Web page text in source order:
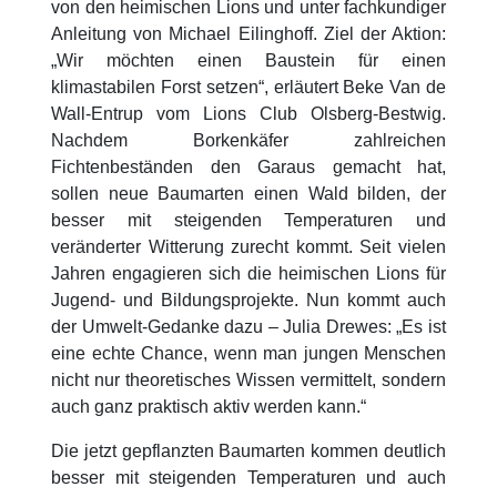
von den heimischen Lions und unter fachkundiger
Anleitung von Michael Eilinghoff. Ziel der Aktion:
„Wir möchten einen Baustein für einen
klimastabilen Forst setzen“, erläutert Beke Van de
Wall-Entrup vom Lions Club Olsberg-Bestwig.
Nachdem Borkenkäfer zahlreichen
Fichtenbeständen den Garaus gemacht hat,
sollen neue Baumarten einen Wald bilden, der
besser mit steigenden Temperaturen und
veränderter Witterung zurecht kommt. Seit vielen
Jahren engagieren sich die heimischen Lions für
Jugend- und Bildungsprojekte. Nun kommt auch
der Umwelt-Gedanke dazu – Julia Drewes: „Es ist
eine echte Chance, wenn man jungen Menschen
nicht nur theoretisches Wissen vermittelt, sondern
auch ganz praktisch aktiv werden kann.“
Die jetzt gepflanzten Baumarten kommen deutlich
besser mit steigenden Temperaturen und auch